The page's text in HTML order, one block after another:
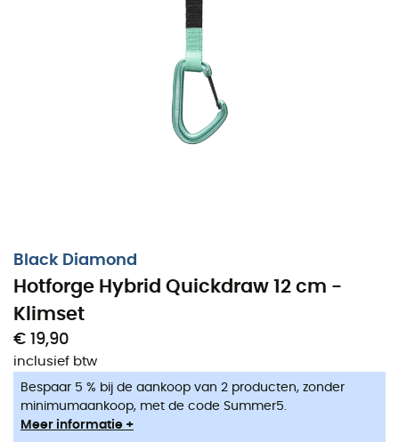
Black Diamond
Hotforge Hybrid Quickdraw 12 cm -
Klimset
€ 19,90
inclusief btw
Bespaar 5 % bij de aankoop van 2 producten, zonder
minimumaankoop, met de code Summer5.
Meer informatie +